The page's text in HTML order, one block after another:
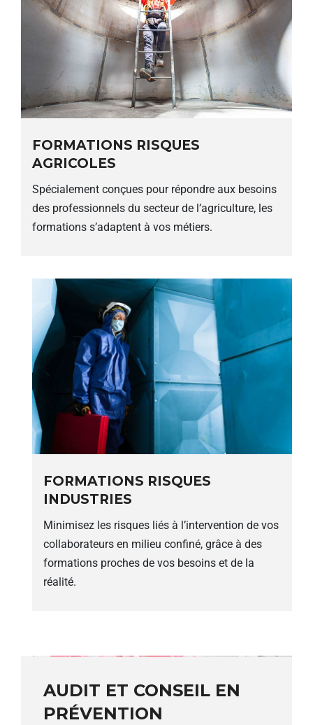
FORMATIONS RISQUES
AGRICOLES
Spécialement conçues pour répondre aux besoins
des professionnels du secteur de l’agriculture, les
formations s’adaptent à vos métiers.
FORMATIONS RISQUES
INDUSTRIES
Minimisez les risques liés à l’intervention de vos
collaborateurs en milieu confiné, grâce à des
formations proches de vos besoins et de la
réalité.
AUDIT ET CONSEIL EN
PRÉVENTION